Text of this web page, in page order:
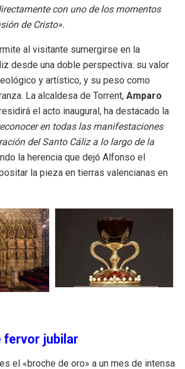
con uno de los momentos
de Cristo».
al visitante sumergirse en la
desde una doble perspectiva: su valor
y artístico, y su peso como
La alcaldesa de Torrent, Amparo
el acto inaugural, ha destacado la
en todas las manifestaciones
del Santo Cáliz a lo largo de la
la herencia que dejó Alfonso el
la pieza en tierras valencianas en
fervor jubilar
el «broche de oro» a un mes de intensa